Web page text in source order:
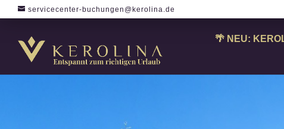
servicecenter-buchungen@kerolina.de
🌴 NEU: